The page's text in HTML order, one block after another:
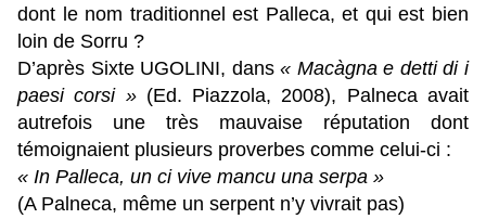
dont le nom traditionnel est Palleca, et qui est bien
loin de Sorru ?
D’après Sixte UGOLINI, dans« Macàgna e detti di i
paesi corsi » (Ed. Piazzola, 2008), Palneca avait
autrefois une très mauvaise réputation dont
témoignaient plusieurs proverbes comme celui-ci :
« In Palleca, un ci vive mancu una serpa »
(A Palneca, même un serpent n’y vivrait pas)